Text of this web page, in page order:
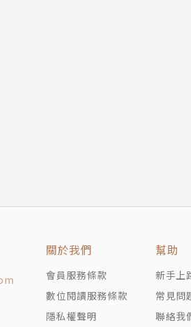
，祖籍北京，父系為滿族葉赫那拉
文漢聲雜誌研究員、中國時報各項
館諮詢顧問、倪匡科幻小說決審
關於我們
會員服務條款
數位閱讀服務條款
隱私權聲明
幫助
新手上
常見問
聯絡我